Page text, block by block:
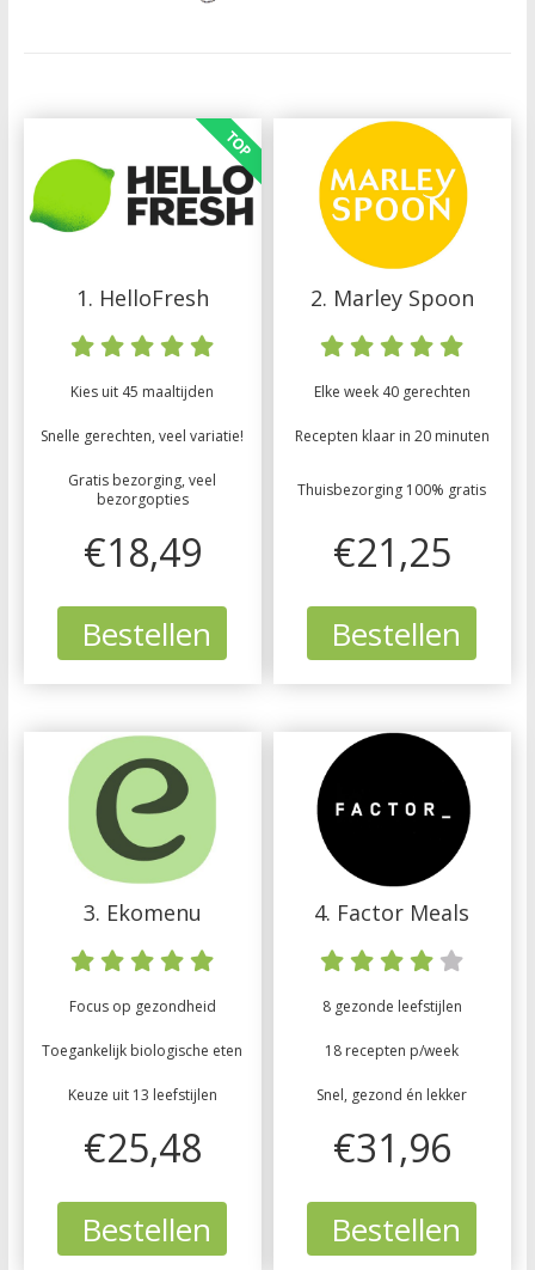
1. HelloFresh
Kies uit 45 maaltijden
Snelle gerechten, veel variatie!
Gratis bezorging, veel
bezorgopties
€18,49
Bestellen
2. Marley Spoon
Elke week 40 gerechten
Recepten klaar in 20 minuten
Thuisbezorging 100% gratis
€21,25
Bestellen
3. Ekomenu
Focus op gezondheid
Toegankelijk biologische eten
Keuze uit 13 leefstijlen
€25,48
Bestellen
4. Factor Meals
8 gezonde leefstijlen
18 recepten p/week
Snel, gezond én lekker
€31,96
Bestellen